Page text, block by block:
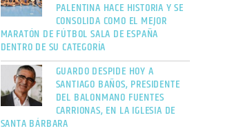
PALENTINA HACE HISTORIA Y SE
CONSOLIDA COMO EL MEJOR
MARATÓN DE FÚTBOL SALA DE ESPAÑA
DENTRO DE SU CATEGORÍA
GUARDO DESPIDE HOY A
SANTIAGO BAÑOS, PRESIDENTE
DEL BALONMANO FUENTES
CARRIONAS, EN LA IGLESIA DE
SANTA BÁRBARA